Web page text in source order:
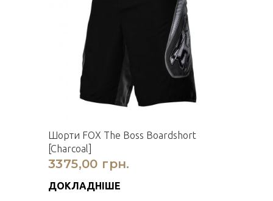
Шорти FOX The Boss Boardshort
[Charcoal]
3375,00 грн.
ДОКЛАДНІШЕ